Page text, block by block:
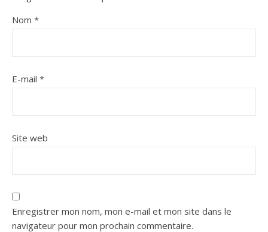
Nom *
E-mail *
Site web
Enregistrer mon nom, mon e-mail et mon site dans le
navigateur pour mon prochain commentaire.